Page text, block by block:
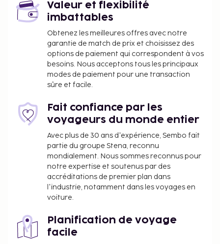
Aéroport principal le plus pratique pour rejoindre
Afric Hotel Casbah : Aéroport d'Alger Houari
Boumediene (ALG) - 19,4 km
Les équipements et services proposés incluent une
réception ouverte 24 h/24, un personnel polyglotte
et une consigne à bagages. Profitez de la vue qui
vous est offerte depuis une terrasse sur le toit et
caractérisent l'hébergement, notamment l'accès
Wi-Fi à Internet gratuit et une salle de séjour
commune. Parmi les équipements et services
proposés par cet hôtel de style colonial vous
trouvez également un service d'assistance pour les
visites touristiques ou l'achat de billets et un
distributeur automatique de boissons et d'en-cas.
Un petit déjeuner continental gratuit est servi tous
les jours de 06 h 30 à 11 h 30.
Vous devrez payer les frais suivants à
l’hébergement. Ces frais peuvent comprendre les
taxes applicables :
Valeur et flexibilité
imbattables
Obtenez les meilleures offres avec notre
garantie de match de prix et choisissez des
options de paiement qui correspondent à vos
besoins. Nous acceptons tous les principaux
modes de paiement pour une transaction
sûre et facile.
Fait confiance par les
voyageurs du monde entier
Avec plus de 30 ans d'expérience, Sembo fait
partie du groupe Stena, reconnu
mondialement. Nous sommes reconnus pour
notre expertise et soutenus par des
accréditations de premier plan dans
l'industrie, notamment dans les voyages en
voiture.
Planification de voyage
facile